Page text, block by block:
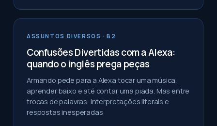
ASSUNTOS DIVERSOS · B2
Confusões Divertidas com a Alexa:
quando o inglês prega peças
Armando pede para a Alexa tocar uma música,
aprender baixo e até contar uma piada. Mas entre
trocas de palavras, interpretações literais e
respostas inesperadas